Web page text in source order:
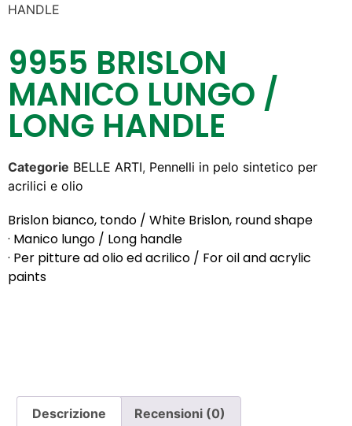
HANDLE
9955 BRISLON
MANICO LUNGO /
LONG HANDLE
Categorie BELLE ARTI, Pennelli in pelo sintetico per
acrilici e olio
Brislon bianco, tondo / White Brislon, round shape
· Manico lungo / Long handle
· Per pitture ad olio ed acrilico / For oil and acrylic
paints
Descrizione Recensioni (0)